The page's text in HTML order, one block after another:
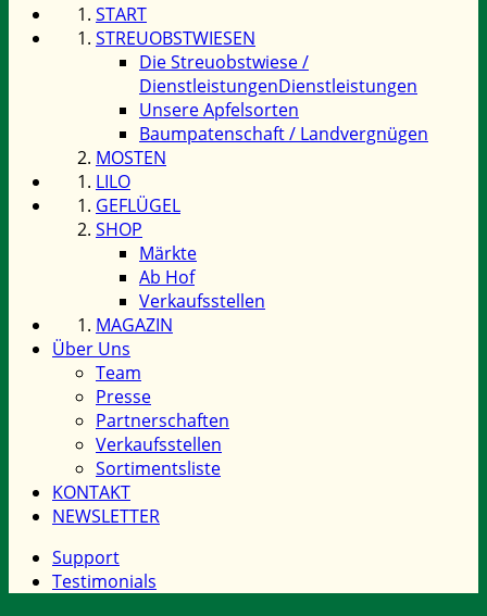
START
STREUOBSTWIESEN
Die Streuobstwiese /
DienstleistungenDienstleistungen
Unsere Apfelsorten
Baumpatenschaft / Landvergnügen
MOSTEN
LILO
GEFLÜGEL
SHOP
Märkte
Ab Hof
Verkaufsstellen
MAGAZIN
Über Uns
Team
Presse
Partnerschaften
Verkaufsstellen
Sortimentsliste
KONTAKT
NEWSLETTER
Support
Testimonials